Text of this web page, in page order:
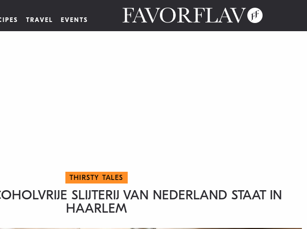
TRAVEL EVENTS
THIRSTY TALES
SLIJTERIJ VAN NEDERLAND STAAT IN
HAARLEM